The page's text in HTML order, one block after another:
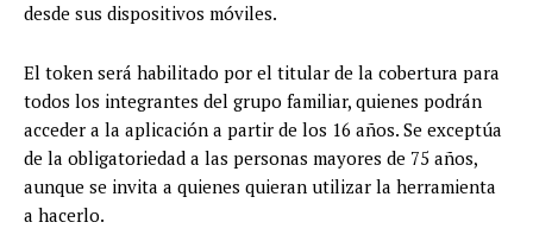
desde sus dispositivos móviles.
El token será habilitado por el titular de la cobertura para
todos los integrantes del grupo familiar, quienes podrán
acceder a la aplicación a partir de los 16 años. Se exceptúa
de la obligatoriedad a las personas mayores de 75 años,
aunque se invita a quienes quieran utilizar la herramienta
a hacerlo.